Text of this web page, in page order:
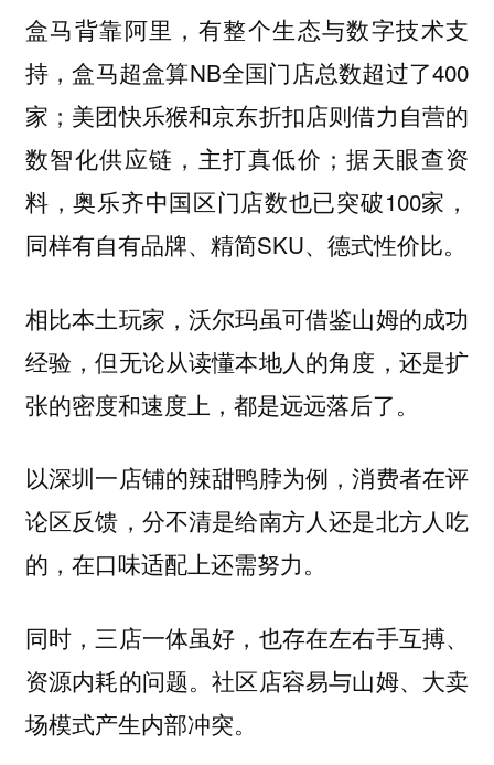
盒马背靠阿里，有整个生态与数字技术支
持，盒马超盒算NB全国门店总数超过了400
家；美团快乐猴和京东折扣店则借力自营的
数智化供应链，主打真低价；据天眼查资
料，奥乐齐中国区门店数也已突破100家，
同样有自有品牌、精简SKU、德式性价比。
相比本土玩家，沃尔玛虽可借鉴山姆的成功
经验，但无论从读懂本地人的角度，还是扩
张的密度和速度上，都是远远落后了。
以深圳一店铺的辣甜鸭脖为例，消费者在评
论区反馈，分不清是给南方人还是北方人吃
的，在口味适配上还需努力。
同时，三店一体虽好，也存在左右手互搏、
资源内耗的问题。社区店容易与山姆、大卖
场模式产生内部冲突。